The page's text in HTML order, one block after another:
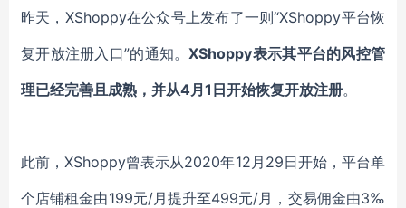
昨天， XShoppy在公众号上发布了一则“XShoppy平台恢
复开放注册入口”的通知。XShoppy表示其平台的风控管
理已经完善且成熟，并从4月1日开始恢复开放注册。
此前，XShoppy曾表示从2020年12月29日开始，平台单
个店铺租金由199元/月提升至499元/月，交易佣金由3‰